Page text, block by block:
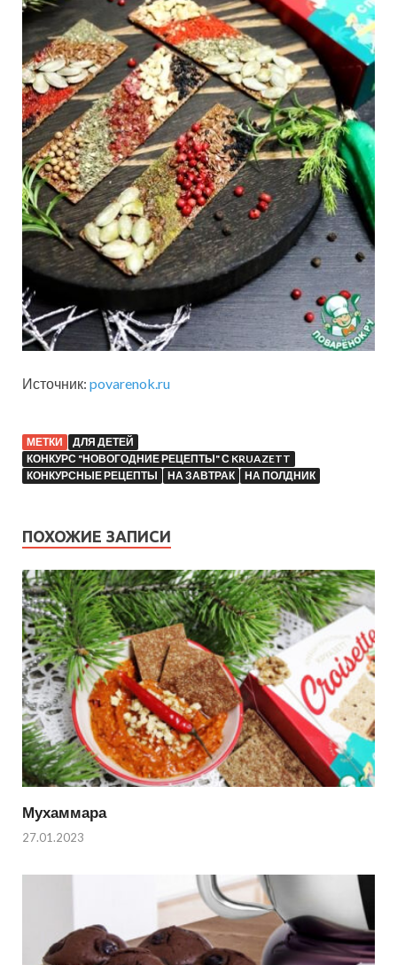
Источник: povarenok.ru
МЕТКИ
ДЛЯ ДЕТЕЙ
КОНКУРС "НОВОГОДНИЕ РЕЦЕПТЫ" С KRUAZETT
КОНКУРСНЫЕ РЕЦЕПТЫ
НА ЗАВТРАК НА ПОЛДНИК
ПОХОЖИЕ ЗАПИСИ
Мухаммара
27.01.2023